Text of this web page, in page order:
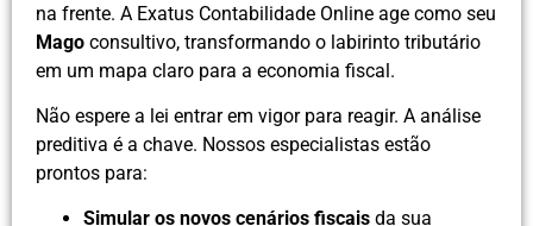
na frente. A Exatus Contabilidade Online age como seu
Mago consultivo, transformando o labirinto tributário
em um mapa claro para a economia fiscal.
Não espere a lei entrar em vigor para reagir. A análise
preditiva é a chave. Nossos especialistas estão
prontos para:
Simular os novos cenários fiscais da sua